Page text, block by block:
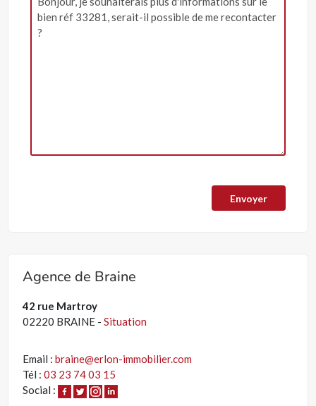
Agence de Braine
42 rue Martroy
02220 BRAINE -Situation
Email :braine@erlon-immobilier.com
Tél :03 23 74 03 15
Social :